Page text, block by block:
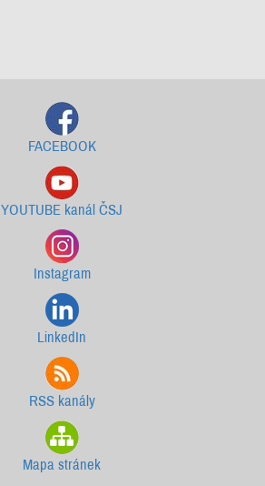
FACEBOOK
YOUTUBE kanál ČSJ
Instagram
LinkedIn
RSS kanály
Mapa stránek